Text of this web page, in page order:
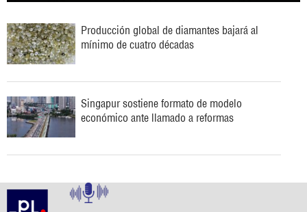
Producción global de diamantes bajará al
mínimo de cuatro décadas
Singapur sostiene formato de modelo
económico ante llamado a reformas